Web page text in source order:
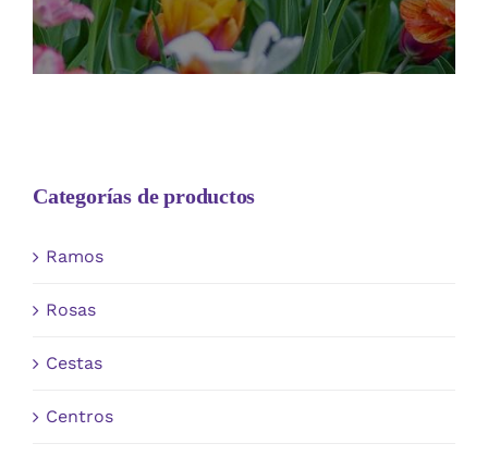
Categorías de productos
Ramos
Rosas
Cestas
Centros